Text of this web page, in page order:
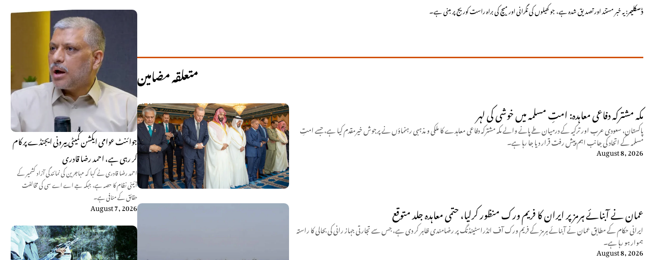
جوائنٹ عوامی ایکشن کمیٹی بیرونی ایجنڈے پر کام
کر رہی ہے، احمد رضا قادری
احمد رضا قادری نے کہا کہ مہاجرین کی نمائندگی آزاد کشمیر کے
آئینی نظام کا حصہ ہے، جبکہ جے اے اے سی کی مخالفت
حقائق کے منافی ہے۔
August 7, 2026
ڈسکلیمر: یہ خبر مستند اور تصدیق شدہ ہے، جو کھیلوں کی نگرانی اور میچ کی براہ راست کوریج پر مبنی ہے۔
متعلقہ مضامین
مکہ مشترکہ دفاعی معاہدہ: امتِ مسلمہ میں خوشی کی لہر
پاکستان، سعودی عرب اور ترکیہ کے درمیان طے پانے والے مکہ مشترکہ دفاعی معاہدے کا ملکی و مذہبی رہنماؤں نے پرجوش خیرمقدم کیا ہے، جسے امتِ
مسلمہ کے اتحاد کی جانب اہم پیش رفت قرار دیا جا رہا ہے۔
August 8, 2026
عمان نے آبنائے ہرمز پر ایران کا فریم ورک منظور کرلیا، حتمی معاہدہ جلد متوقع
ایرانی حکام کے مطابق عمان نے آبنائے ہرمز کے فریم ورک آف انڈراسٹینڈنگ پر رضامندی ظاہر کر دی ہے، جس سے تجارتی جہاز رانی کی بحالی کا راستہ
ہموار ہو رہا ہے۔
August 8, 2026